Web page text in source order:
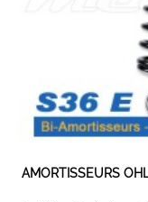
AMORTISSEURS